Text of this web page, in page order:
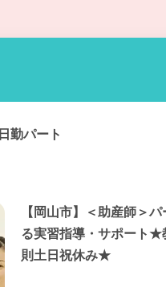
日勤パート
【岡山市】＜助産師＞
る実習指導・サポート
則土日祝休み★